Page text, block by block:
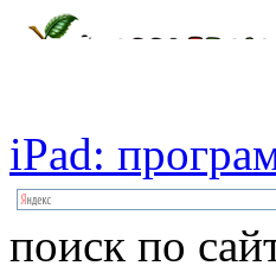
iPad:
поиск по